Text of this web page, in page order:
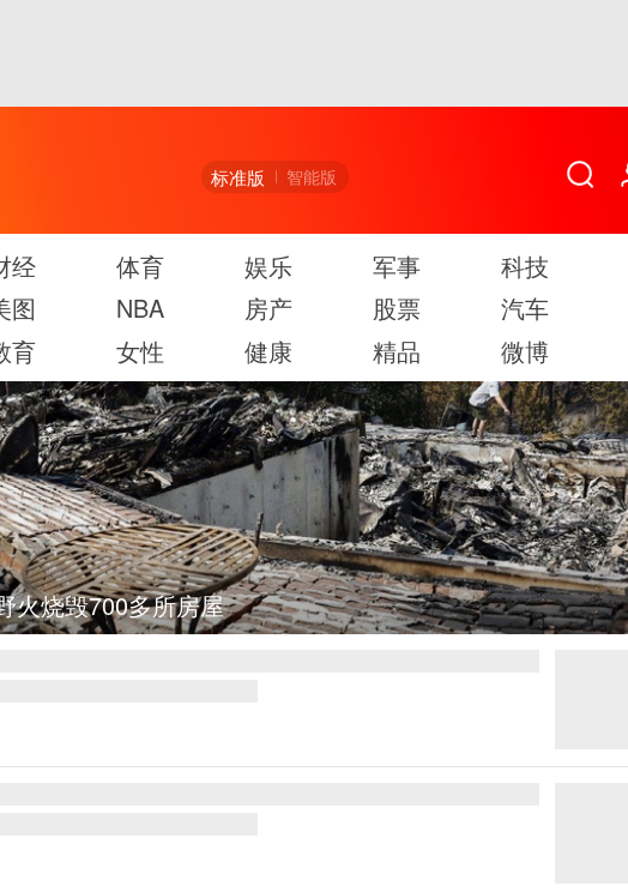
标准版 智能版
经 体育 娱乐 军事 科技
图
NBA 房产 股票 汽车
育
女性 健康 精品 微博
火烧毁700多所房屋